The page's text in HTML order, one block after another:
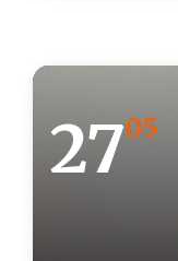
2705